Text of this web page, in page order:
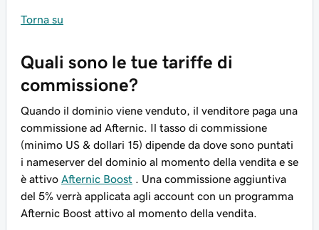
Torna su
Quali sono le tue tariffe di
commissione?
Quando il dominio viene venduto, il venditore paga una
commissione ad Afternic. Il tasso di commissione
(minimo US & dollari 15) dipende da dove sono puntati
i nameserver del dominio al momento della vendita e se
è attivo Afternic Boost . Una commissione aggiuntiva
del 5% verrà applicata agli account con un programma
Afternic Boost attivo al momento della vendita.